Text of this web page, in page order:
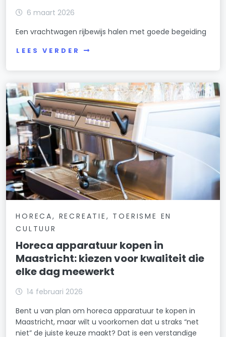
6 maart 2026
Een vrachtwagen rijbewijs halen met goede begeiding
LEES VERDER
HORECA, RECREATIE, TOERISME EN
CULTUUR
Horeca apparatuur kopen in
Maastricht: kiezen voor kwaliteit die
elke dag meewerkt
14 februari 2026
Bent u van plan om horeca apparatuur te kopen in
Maastricht, maar wilt u voorkomen dat u straks “net
niet” de juiste keuze maakt? Dat is een verstandige